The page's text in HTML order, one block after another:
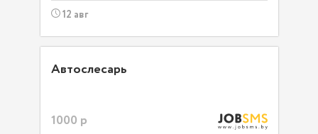
12 авг
Автослесарь
1000 р